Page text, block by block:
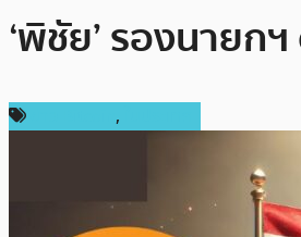
‘พิชัย’ รองนายก
,